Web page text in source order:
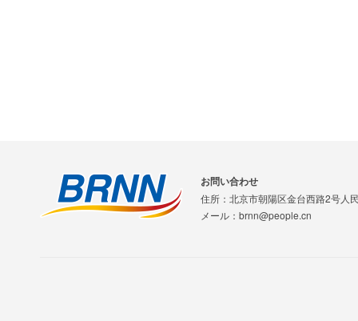
お問い合わせ
住所：北京市朝陽区金台西路2号人
メール：brnn@people.cn